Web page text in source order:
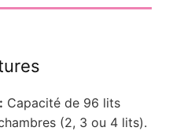
Capacité de 96 lits
(2, 3 ou 4 lits).